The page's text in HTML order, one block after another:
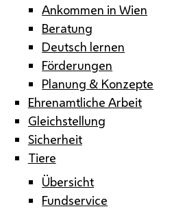
Ankommen in Wien
Beratung
Deutsch lernen
Förderungen
Planung & Konzepte
Ehrenamtliche Arbeit
Gleichstellung
Sicherheit
Tiere
Übersicht
Fundservice